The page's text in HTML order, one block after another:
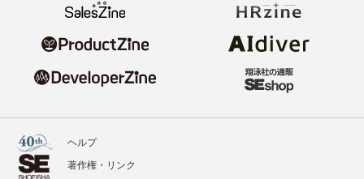
ヘルプ
著作権・リンク